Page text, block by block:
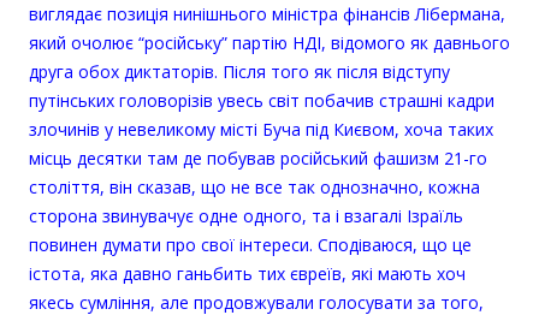
виглядає позиція нинішнього міністра фінансів Лібермана,
який очолює “російську” партію НДІ, відомого як давнього
друга обох диктаторів. Після того як після відступу
путінських головорізів увесь світ побачив страшні кадри
злочинів у невеликому місті Буча під Києвом, хоча таких
місць десятки там де побував російський фашизм 21-го
століття, він сказав, що не все так однозначно, кожна
сторона звинувачує одне одного, та i взагалі Ізраїль
повинен думати про свої інтереси. Сподіваюся, що це
істота, яка давно ганьбить тих євреїв, які мають хоч
якесь сумління, але продовжували голосувати за того,